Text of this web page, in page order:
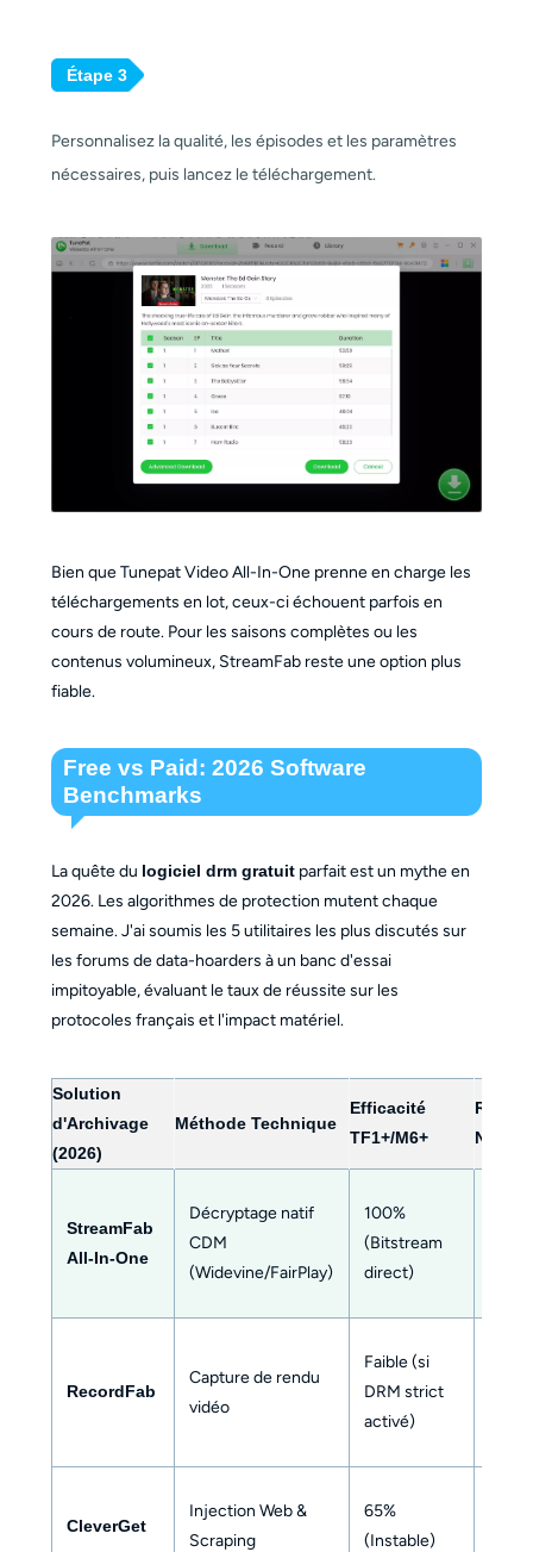
Étape 3
Personnalisez la qualité, les épisodes et les paramètres
nécessaires, puis lancez le téléchargement.
Bien que Tunepat Video All-In-One prenne en charge les
téléchargements en lot, ceux-ci échouent parfois en
cours de route. Pour les saisons complètes ou les
contenus volumineux, StreamFab reste une option plus
fiable.
Free vs Paid: 2026 Software
Benchmarks
La quête du logiciel drm gratuitparfait est un mythe en
2026. Les algorithmes de protection mutent chaque
semaine. J'ai soumis les 5 utilitaires les plus discutés sur
les forums de data-hoarders à un banc d'essai
impitoyable, évaluant le taux de réussite sur les
protocoles français et l'impact matériel.
Solution
d'Archivage
(2026)
Méthode Technique
Efficacité
TF1+/M6+
Noir
StreamFab
All-In-One
Décryptage natif
CDM
(Widevine/FairPlay)
100%
(Bitstream
direct)
RecordFab
Capture de rendu
vidéo
Faible (si
DRM strict
activé)
CleverGet
Injection Web &
Scraping
65%
(Instable)